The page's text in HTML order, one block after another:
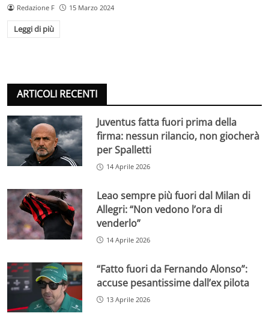
Redazione F 15 Marzo 2024
Leggi di più
ARTICOLI RECENTI
Juventus fatta fuori prima della
firma: nessun rilancio, non giocherà
per Spalletti
14 Aprile 2026
Leao sempre più fuori dal Milan di
Allegri: “Non vedono l’ora di
venderlo”
14 Aprile 2026
“Fatto fuori da Fernando Alonso”:
accuse pesantissime dall’ex pilota
13 Aprile 2026